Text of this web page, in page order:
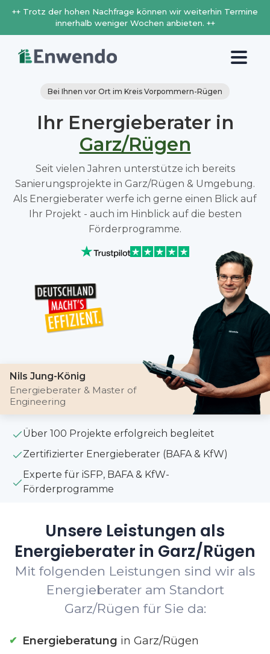
++ Trotz der hohen Nachfrage können wir weiterhin Termine
innerhalb weniger Wochen anbieten. ++
Bei Ihnen vor Ort im Kreis Vorpommern-Rügen
Ihr Energieberater in
Garz/Rügen
Seit vielen Jahren unterstütze ich bereits
Sanierungsprojekte in Garz/Rügen & Umgebung.
Als Energieberater werfe ich gerne einen Blick auf
Ihr Projekt - auch im Hinblick auf die besten
Förderprogramme.
Nils Jung-König
Energieberater & Master of
Engineering
Über 100 Projekte erfolgreich begleitet
Zertifizierter Energieberater (BAFA & KfW)
Experte für iSFP, BAFA & KfW-
Förderprogramme
Unsere Leistungen als
Energieberater in Garz/Rügen
Mit folgenden Leistungen sind wir als
Energieberater am Standort
Garz/Rügen für Sie da:
Energieberatung in Garz/Rügen